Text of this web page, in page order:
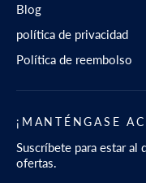
Blog
política de privacidad
Política de reembolso
¡MANTÉNGASE
Suscríbete para estar al
ofertas.